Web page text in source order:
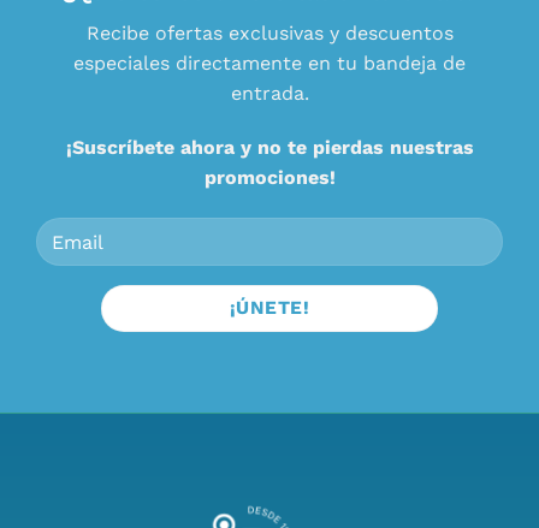
Recibe ofertas exclusivas y descuentos
especiales directamente en tu bandeja de
entrada.
¡Suscríbete ahora y no te pierdas nuestras
promociones!